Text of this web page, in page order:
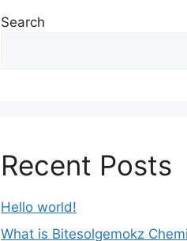
Search
Recent Posts
Hello world!
What is Bitesolgemokz